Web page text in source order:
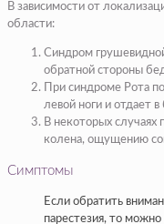
В зависимости от
области:
Синдром
обратной стороны
При синдроме Рота
левой ноги и отдает в
В некоторых случаях
колена, ощущению
Симптомы
Если обратить
парестезия, то можно